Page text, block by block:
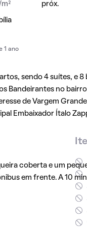
próx.
1 ano
sendo 4 suítes, e
Bandeirantes no bairro
de Vargem
Embaixador Ítalo
coberta e um
em frente. A 10